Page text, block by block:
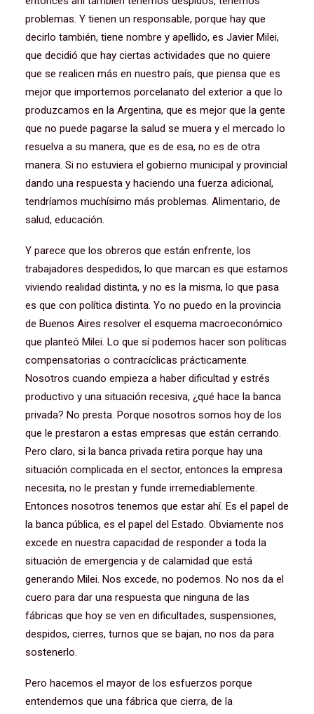
problemas. Y tienen un responsable, porque hay que
decirlo también, tiene nombre y apellido, es Javier Milei,
que decidió que hay ciertas actividades que no quiere
que se realicen más en nuestro país, que piensa que es
mejor que importemos porcelanato del exterior a que lo
produzcamos en la Argentina, que es mejor que la gente
que no puede pagarse la salud se muera y el mercado lo
resuelva a su manera, que es de esa, no es de otra
manera. Si no estuviera el gobierno municipal y provincial
dando una respuesta y haciendo una fuerza adicional,
tendríamos muchísimo más problemas. Alimentario, de
salud, educación.
Y parece que los obreros que están enfrente, los
trabajadores despedidos, lo que marcan es que estamos
viviendo realidad distinta, y no es la misma, lo que pasa
es que con política distinta. Yo no puedo en la provincia
de Buenos Aires resolver el esquema macroeconómico
que planteó Milei. Lo que sí podemos hacer son políticas
compensatorias o contracíclicas prácticamente.
Nosotros cuando empieza a haber dificultad y estrés
productivo y una situación recesiva, ¿qué hace la banca
privada? No presta. Porque nosotros somos hoy de los
que le prestaron a estas empresas que están cerrando.
Pero claro, si la banca privada retira porque hay una
situación complicada en el sector, entonces la empresa
necesita, no le prestan y funde irremediablemente.
Entonces nosotros tenemos que estar ahí. Es el papel de
la banca pública, es el papel del Estado. Obviamente nos
excede en nuestra capacidad de responder a toda la
situación de emergencia y de calamidad que está
generando Milei. Nos excede, no podemos. No nos da el
cuero para dar una respuesta que ninguna de las
fábricas que hoy se ven en dificultades, suspensiones,
despidos, cierres, turnos que se bajan, no nos da para
sostenerlo.
Pero hacemos el mayor de los esfuerzos porque
entendemos que una fábrica que cierra, de la